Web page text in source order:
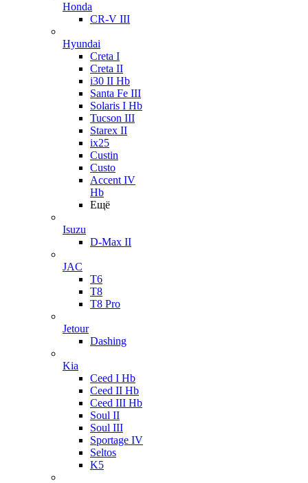
Honda
CR-V III
Hyundai
Creta I
Creta II
i30 II Hb
Santa Fe III
Solaris I Hb
Tucson III
Starex II
ix25
Custin
Custo
Accent IV
Hb
Ещё
Isuzu
D-Max II
JAC
T6
T8
T8 Pro
Jetour
Dashing
Kia
Ceed I Hb
Ceed II Hb
Ceed III Hb
Soul II
Soul III
Sportage IV
Seltos
K5